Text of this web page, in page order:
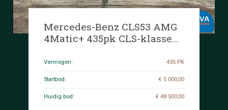
Mercedes-Benz CLS53 AMG
4Matic+ 435pk CLS-klasse
J
Vermogen: 435 PK
Startbod: € 5 000,00
Huidig bod: € 48 500,00